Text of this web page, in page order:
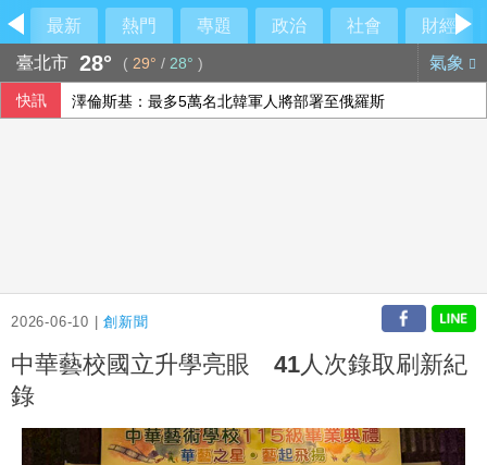
最新 熱門 專題 政治 社會
財經
臺北市 28° ( 29° / 28° ) 氣象
快訊 澤倫斯基：最多5萬名北韓軍人將部署至俄羅斯
2026-06-10 |創新聞
中華藝校國立升學亮眼 41人次錄取刷新紀
錄